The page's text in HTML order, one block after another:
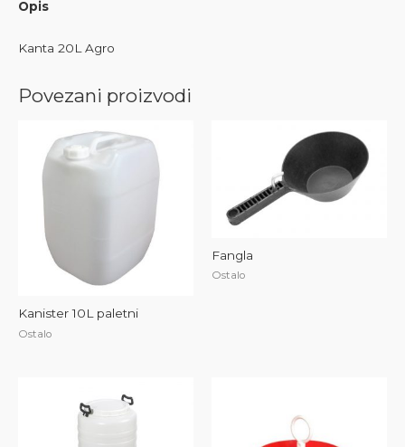
Opis
Kanta 20L Agro
Povezani proizvodi
Kanister 10L paletni
Ostalo
Fangla
Ostalo